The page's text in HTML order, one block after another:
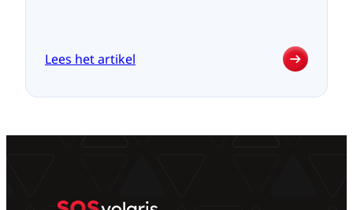
veiligheid
Lees het artikel
:
Customer
Manager